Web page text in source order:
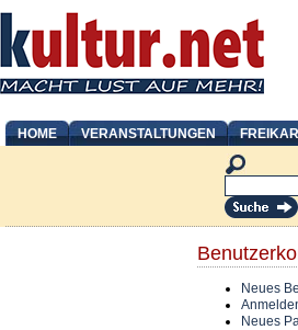
HOME VERANSTALTUNGEN
Neues
Neues